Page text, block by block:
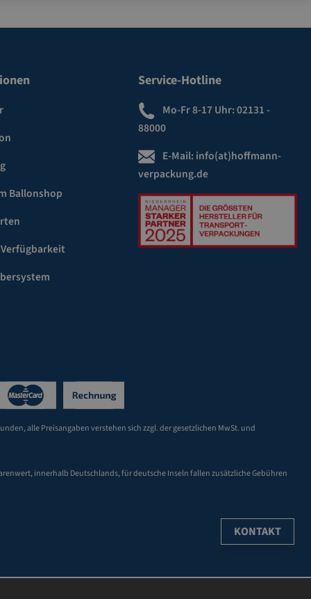
Ballonshop
Service-Hotline
Mo-Fr 8-17 Uhr:02131 -
88000
E-Mail: info(at)hoffmann-
verpackung.de
alle Preisangaben verstehen sich zzgl. der gesetzlichen MwSt. und
innerhalb Deutschlands, für deutsche Inseln fallen zusätzliche Gebühren
KONTAKT